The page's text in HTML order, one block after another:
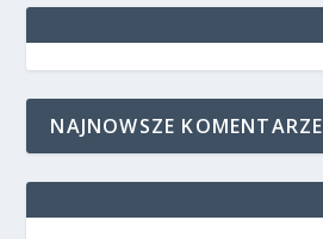
NAJNOWSZE KOMENTARZE